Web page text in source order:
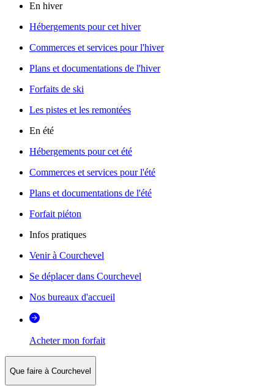
En hiver
Hébergements pour cet hiver
Commerces et services pour l'hiver
Plans et documentations de l'hiver
Forfaits de ski
Les pistes et les remontées
En été
Hébergements pour cet été
Commerces et services pour l'été
Plans et documentations de l'été
Forfait piéton
Infos pratiques
Venir à Courchevel
Se déplacer dans Courchevel
Nos bureaux d'accueil
Acheter mon forfait
Que faire à Courchevel